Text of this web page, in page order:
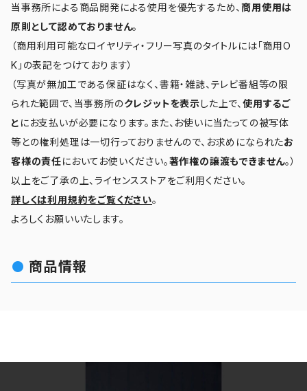
当事務所による商品開発による使用を優先するため、商用使用は
原則として認めておりません。
（商用利用可能なロイヤリティ・フリー写真のタイトルには「商用O
K」の表記をつけております）
（写真が無加工である保証はなく、書籍・雑誌、テレビ番組等の限
られた範囲で、当事務所のクレジットを表示した上で、使用するご
と にお支払いが必要になります。また、お使いに当たっての被写体
等との権利処理は一切行っておりませんので、お求めになられたお
客様の責任においてお使いください。著作権の譲渡もできません。）
以上をご了承の上、ライセンスストアをご利用ください。
詳しくは利用規約をご覧ください。
よろしくお願いいたします。
商品情報